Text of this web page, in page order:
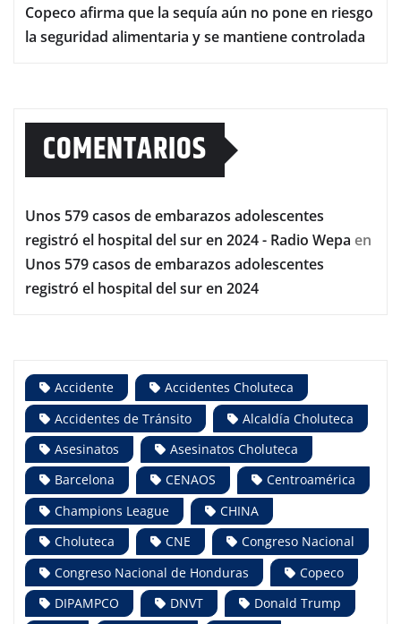
Copeco afirma que la sequía aún no pone en riesgo
la seguridad alimentaria y se mantiene controlada
COMENTARIOS
Unos 579 casos de embarazos adolescentes
registró el hospital del sur en 2024 - Radio Wepa en
Unos 579 casos de embarazos adolescentes
registró el hospital del sur en 2024
Accidente
Accidentes Choluteca
Accidentes de Tránsito
Alcaldía Choluteca
Asesinatos
Asesinatos Choluteca
Barcelona
CENAOS
Centroamérica
Champions League
CHINA
Choluteca
CNE
Congreso Nacional
Congreso Nacional de Honduras
Copeco
DIPAMPCO
DNVT
Donald Trump